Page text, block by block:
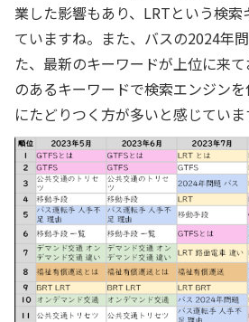
業した影響もあり、LRTという検
ていますね。また、バスの2024年
た、最新のキーワードが上位に来
のあるキーワードで検索エンジンを
にたどりつく方が多いと感じていま